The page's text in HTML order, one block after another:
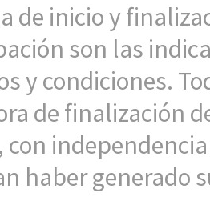
de inicio y
son las
y condiciones.
de finalización
con
haber generado